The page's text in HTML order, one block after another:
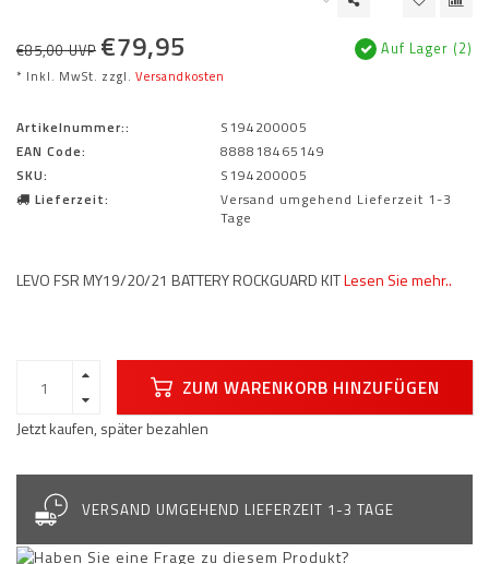
€85,00 UVP €79,95
* Inkl. MwSt. zzgl. Versandkosten
Auf Lager (2)
Artikelnummer::
S194200005
EAN Code:
888818465149
SKU:
S194200005
Lieferzeit:
Versand umgehend Lieferzeit 1-3
Tage
LEVO FSR MY19/20/21 BATTERY ROCKGUARD KITLesen Sie mehr..
ZUM WARENKORB HINZUFÜGEN
Jetzt kaufen, später bezahlen
VERSAND UMGEHEND LIEFERZEIT 1-3 TAGE